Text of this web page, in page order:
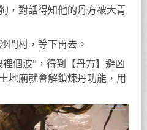
，對話得知他的丹方被大青
門村，等下再去。
個波”，得到【丹方】避凶
地廟就會解鎖煉丹功能，用